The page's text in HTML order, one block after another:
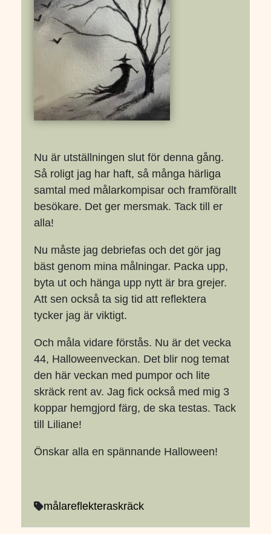
Nu är utställningen slut för denna gång.
Så roligt jag har haft, så många härliga
samtal med målarkompisar och framförallt
besökare. Det ger mersmak. Tack till er
alla!
Nu måste jag debriefas och det gör jag
bäst genom mina målningar. Packa upp,
byta ut och hänga upp nytt är bra grejer.
Att sen också ta sig tid att reflektera
tycker jag är viktigt.
Och måla vidare förstås. Nu är det vecka
44, Halloweenveckan. Det blir nog temat
den här veckan med pumpor och lite
skräck rent av. Jag fick också med mig 3
koppar hemgjord färg, de ska testas. Tack
till Liliane!
Önskar alla en spännande Halloween!
målareflekteraskräck